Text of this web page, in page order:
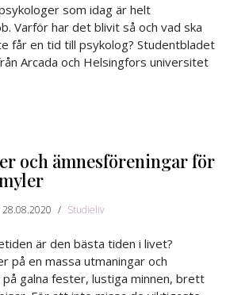
som idag är helt
Varför har det blivit så och vad ska
får en tid till psykolog? Studentbladet
Arcada och Helsingfors universitet
och ämnesföreningar för
28.08.2020 Studieliv
är den bästa tiden i livet?
på en massa utmaningar och
på galna fester, lustiga minnen, brett